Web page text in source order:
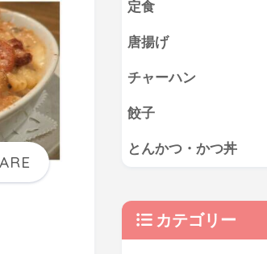
定食
唐揚げ
チャーハン
餃子
とんかつ・かつ丼
カテゴリー